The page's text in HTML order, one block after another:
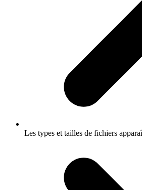
Les types et tailles de fichiers